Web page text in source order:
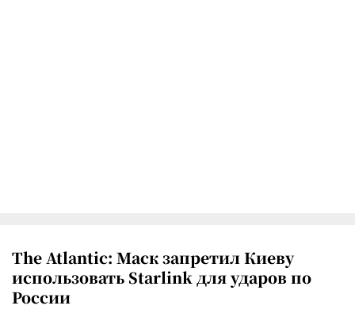
The Atlantic: Маск запретил Киеву
использовать Starlink для ударов по
России